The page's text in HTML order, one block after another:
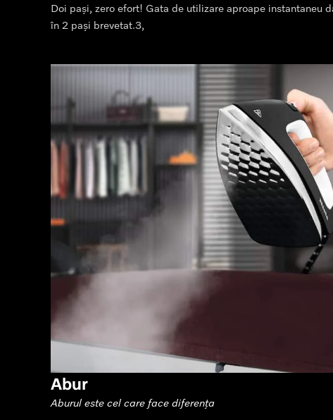
Doi pași, zero efort! Gata de utilizare aproape instantaneu
în 2 pași brevetat.3,
Abur
Aburul este cel care face diferența